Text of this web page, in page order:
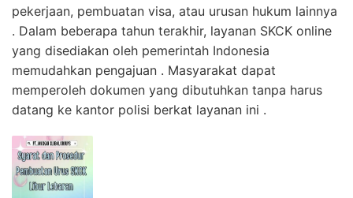
pekerjaan, pembuatan visa, atau urusan hukum lainnya
. Dalam beberapa tahun terakhir, layanan SKCK online
yang disediakan oleh pemerintah Indonesia
memudahkan pengajuan . Masyarakat dapat
memperoleh dokumen yang dibutuhkan tanpa harus
datang ke kantor polisi berkat layanan ini .